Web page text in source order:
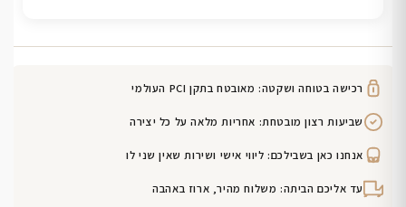
רכישה בטוחה ושקטה: מאובטח בתקן PCI העולמי
שביעות רצון מובטחת: אחריות מלאה על כל יצירה
אנחנו כאן בשבילכם: ליווי אישי ושירות שאין שני לו
עד אליכם הביתה: משלוח מהיר, ארוז באהבה